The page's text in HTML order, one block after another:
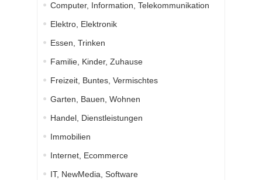
Computer, Information, Telekommunikation
Elektro, Elektronik
Essen, Trinken
Familie, Kinder, Zuhause
Freizeit, Buntes, Vermischtes
Garten, Bauen, Wohnen
Handel, Dienstleistungen
Immobilien
Internet, Ecommerce
IT, NewMedia, Software